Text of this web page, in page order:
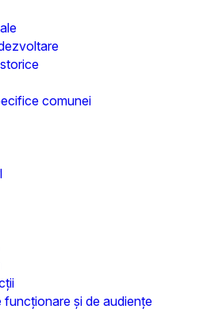
comunei
funcționare și de audiențe